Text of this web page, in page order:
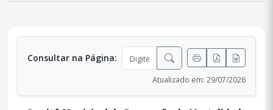
Consultar na Página:
Atualizado em: 29/07/2026